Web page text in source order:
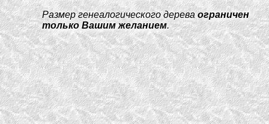
Размер генеалогического дереваограничен
только Вашим желанием.